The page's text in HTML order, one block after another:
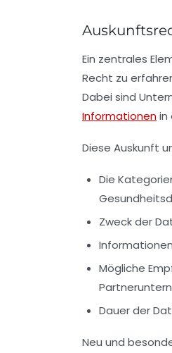
Ein zentrales
Recht zu
Dabei sind
Informationenin
Diese Auskunft
Die
Zweck der
Mögliche
Dauer der
Neu und